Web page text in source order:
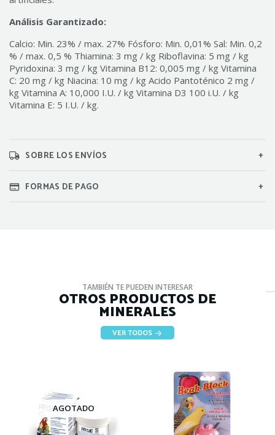
Análisis Garantizado:
Calcio: Min. 23% / max. 27% Fósforo: Min. 0,01% Sal: Min. 0,2
% / max. 0,5 % Thiamina: 3 mg / kg Riboflavina: 5 mg / kg
Pyridoxina: 3 mg / kg Vitamina B12: 0,005 mg / kg Vitamina
C: 20 mg / kg Niacina: 10 mg / kg Acido Pantoténico 2 mg /
kg Vitamina A: 10,000 I.U. / kg Vitamina D3 100 i.U. / kg
Vitamina E: 5 I.U. / kg.
SOBRE LOS ENVÍOS
FORMAS DE PAGO
TAMBIÉN TE PUEDEN INTERESAR
OTROS PRODUCTOS DE
MINERALES
VER TODOS
AGOTADO